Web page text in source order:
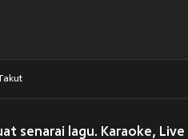
senarai lagu. Karaoke, Live